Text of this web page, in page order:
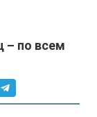
– по всем